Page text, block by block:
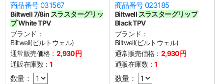
商品番号 031567
Biltwell 7/8in スラスターグリッ
プWhite TPV
ブランド：
Biltwell(ビルトウェル)
通常販売価格： 2,930円
通販在庫数：1
数量：
商品番号 023185
Biltwell スラスターグリップ
Black TPV
ブランド：
Biltwell(ビルトウェル)
通常販売価格： 2,930円
通販在庫数：1
数量：